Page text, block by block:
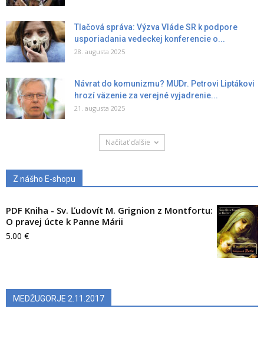
Tlačová správa: Výzva Vláde SR k podpore
usporiadania vedeckej konferencie o...
28. augusta 2025
Návrat do komunizmu? MUDr. Petrovi Liptákovi
hrozí väzenie za verejné vyjadrenie...
21. augusta 2025
Načítať ďalšie
Z nášho E-shopu
PDF Kniha - Sv. Ľudovít M. Grignion z Montfortu:
O pravej úcte k Panne Márii
5.00 €
MEDŽUGORJE 2.11.2017